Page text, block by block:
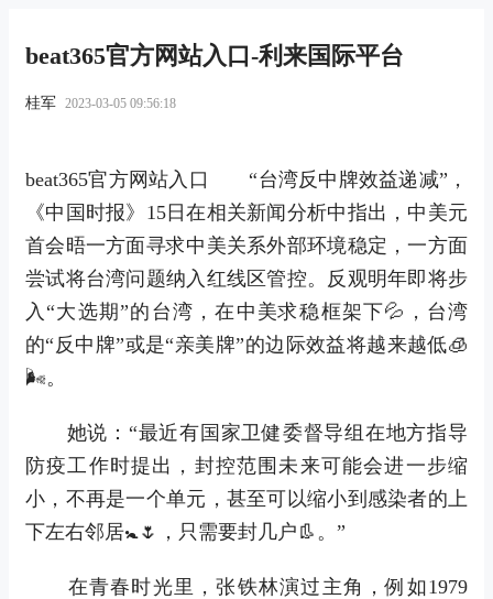
beat365官方网站入口-利来国际平台
桂军 2023-03-05 09:56:18
beat365官方网站入口 “台湾反中牌效益递减”，
《中国时报》15日在相关新闻分析中指出，中美元
首会晤一方面寻求中美关系外部环境稳定，一方面
尝试将台湾问题纳入红线区管控。反观明年即将步
入“大选期”的台湾，在中美求稳框架下💦，台湾
的“反中牌”或是“亲美牌”的边际效益将越来越低🧊
🌬。
她说：“最近有国家卫健委督导组在地方指导
防疫工作时提出，封控范围未来可能会进一步缩
小，不再是一个单元，甚至可以缩小到感染者的上
下左右邻居🚼🌷，只需要封几户👢。”
在青春时光里，张铁林演过主角，例如1979